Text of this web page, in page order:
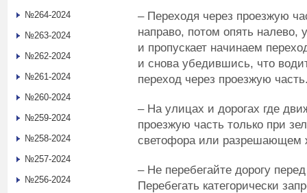
– Переходя через проезжую
направо, потом опять
и пропускает начинаем
и снова убедившись, что
переход через проезжую
– На улицах и дорогах где
проезжую часть только при
светофора или разрешающем
– Не перебегайте дорогу
Перебегать категорически
№264-2024
№263-2024
№262-2024
№261-2024
№260-2024
№259-2024
№258-2024
№257-2024
№256-2024